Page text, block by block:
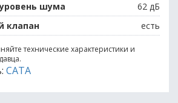
шума
62 дБ
клапан
есть
технические характеристики и
CATA